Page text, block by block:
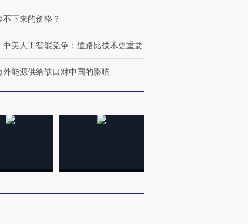
金
马航飞行员跨国走私7万
链博
不下来的价格？
中美人工智能竞争：道路比技术更重要
外能源供给缺口对中国的影响